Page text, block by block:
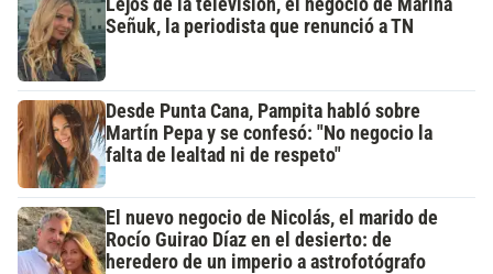
Señuk, la periodista que renunció a TN
Desde Punta Cana, Pampita habló sobre
Martín Pepa y se confesó: "No negocio la
falta de lealtad ni de respeto"
El nuevo negocio de Nicolás, el marido de
Rocío Guirao Díaz en el desierto: de
heredero de un imperio a astrofotógrafo